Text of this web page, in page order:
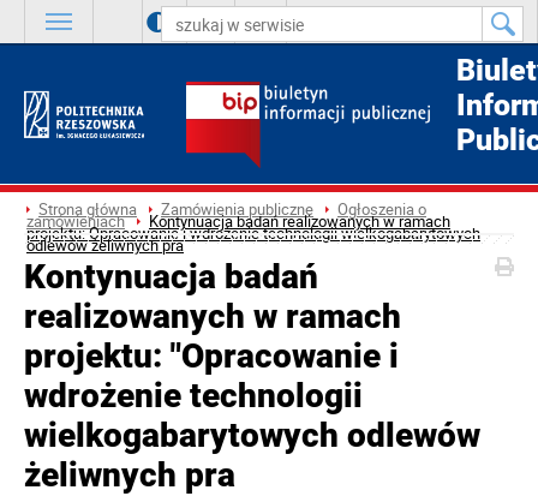
A A A
Strona główna Zamówienia publiczne Ogłoszenia o
zamówieniach Kontynuacja badań realizowanych w ramach
projektu: Opracowanie i wdrożenie technologii wielkogabarytowych
odlewów żeliwnych pra
Kontynuacja badań
realizowanych w ramach
projektu: "Opracowanie i
wdrożenie technologii
wielkogabarytowych odlewów
żeliwnych pra